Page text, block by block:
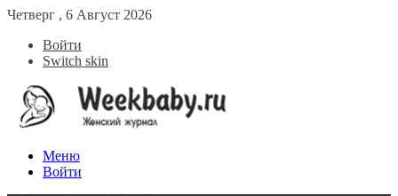
Четверг , 6 Август 2026
Войти
Switch skin
Меню
Войти